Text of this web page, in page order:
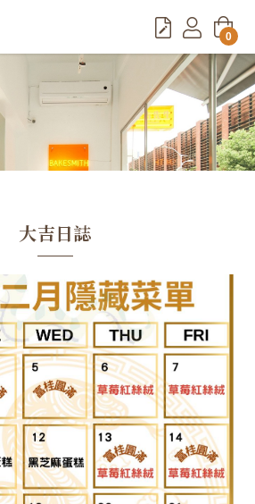
大吉日誌
0